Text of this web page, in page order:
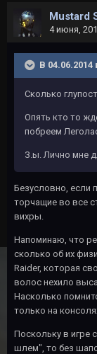
Mustard
4 июня,
В
Сколько
Опять кто то
побреем
З.ы. Лично мне
Безусловно, если
торчащие во все
вихры.
Напоминаю, что
сколько об их
Raider, которая
волос нехило
Насколько
только на
Поскольку в игре
шлем", то без